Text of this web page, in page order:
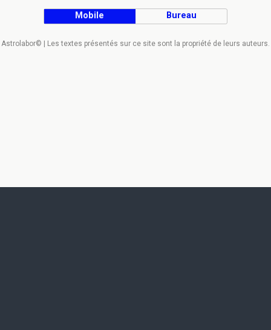
Mobile Bureau
Astrolabor© | Les textes présentés sur ce site sont la propriété de leurs auteurs.